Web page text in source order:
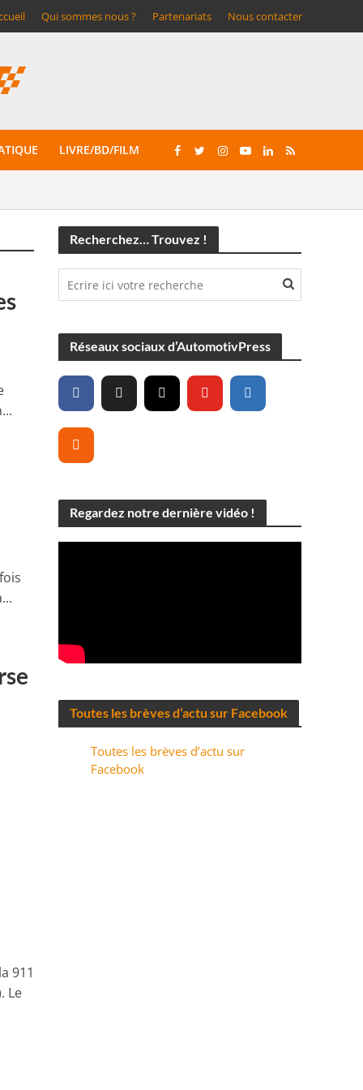
Qui sommes nous ? Partenariats Nous contacter
LIVRE/BD/FILM
911
Le
Recherchez… Trouvez !
Réseaux sociaux d’AutomotivPress
Regardez notre dernière vidéo !
Toutes les brèves d’actu sur Facebook
Toutes les brèves d’actu sur
Facebook